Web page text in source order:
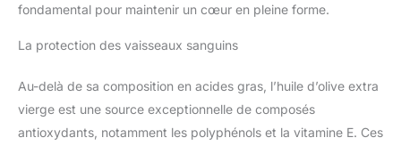
fondamental pour maintenir un cœur en pleine forme.
La protection des vaisseaux sanguins
Au-delà de sa composition en acides gras, l’huile d’olive extra
vierge est une source exceptionnelle de composés
antioxydants, notamment les polyphénols et la vitamine E. Ces